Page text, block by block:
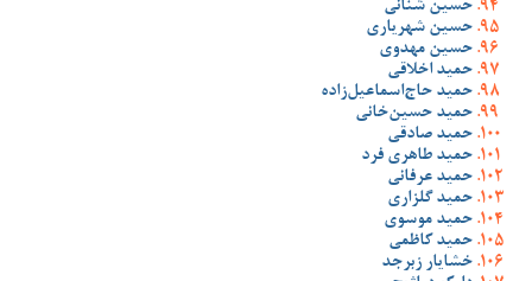
حسین شنانی
حسین شهریاری
حسین مهدوی
حمید اخلاقی
حمید حاج‌اسماعیل‌زاده
حمید حسین‌خانی
حمید صادقی
حمید طاهری فرد
حمید عرفانی
حمید گلزاری
حمید موسوی
حمید کاظمی
خشایار زبرجد